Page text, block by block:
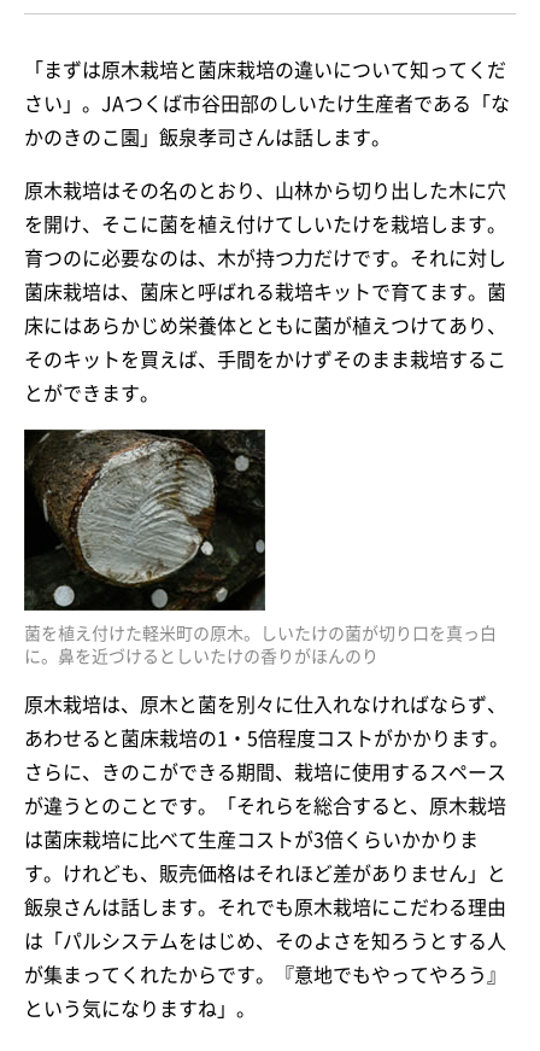
「まずは原木栽培と菌床栽培の違いについて知ってくだ
さい」。JAつくば市谷田部のしいたけ生産者である「な
かのきのこ園」飯泉孝司さんは話します。
原木栽培はその名のとおり、山林から切り出した木に穴
を開け、そこに菌を植え付けてしいたけを栽培します。
育つのに必要なのは、木が持つ力だけです。それに対し
菌床栽培は、菌床と呼ばれる栽培キットで育てます。菌
床にはあらかじめ栄養体とともに菌が植えつけてあり、
そのキットを買えば、手間をかけずそのまま栽培するこ
とができます。
菌を植え付けた軽米町の原木。しいたけの菌が切り口を真っ白
に。鼻を近づけるとしいたけの香りがほんのり
原木栽培は、原木と菌を別々に仕入れなければならず、
あわせると菌床栽培の1・5倍程度コストがかかります。
さらに、きのこができる期間、栽培に使用するスペース
が違うとのことです。「それらを総合すると、原木栽培
は菌床栽培に比べて生産コストが3倍くらいかかりま
す。けれども、販売価格はそれほど差がありません」と
飯泉さんは話します。それでも原木栽培にこだわる理由
は「パルシステムをはじめ、そのよさを知ろうとする人
が集まってくれたからです。『意地でもやってやろう』
という気になりますね」。